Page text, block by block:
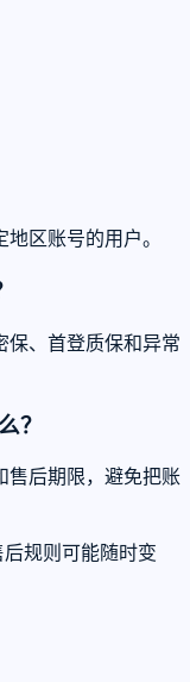
区账号的用户。
保、首登质保和异常
？
售后期限，避免把账
后规则可能随时变